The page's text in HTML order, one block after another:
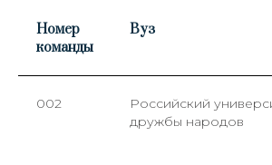
Номер
команды
Вуз
002
Российский
дружбы народов